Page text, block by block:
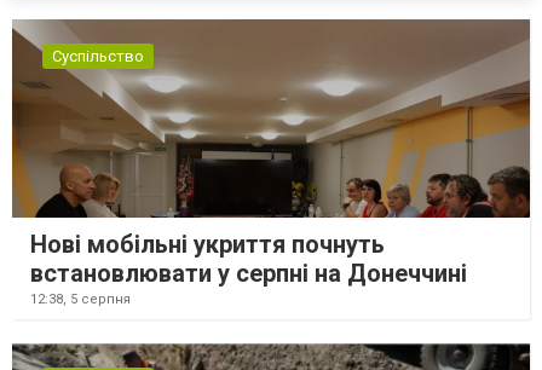
Суспільство
Нові мобільні укриття почнуть
встановлювати у серпні на Донеччині
12:38, 5 серпня